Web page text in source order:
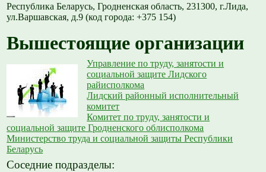
Республика Беларусь, Гродненская область, 231300, г.Лида,
ул.Варшавская, д.9 (код города: +375 154)
Вышестоящие организации
Управление по труду, занятости и
социальной защите Лидского
райисполкома
Лидский районный исполнительный
комитет
Комитет по труду, занятости и
социальной защите Гродненского облисполкома
Министерство труда и социальной защиты Республики
Беларусь
Соседние подразделы: